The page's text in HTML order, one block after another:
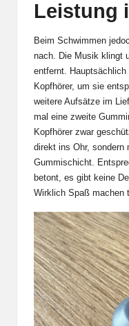
Leistung
Beim Schwimmen
nach. Die Musik klingt
entfernt.
Kopfhörer, um sie
weitere Aufsätze im
mal eine zweite
Kopfhörer zwar
direkt ins Ohr, sondern
Gummischicht.
betont, es gibt keine
Wirklich Spaß machen